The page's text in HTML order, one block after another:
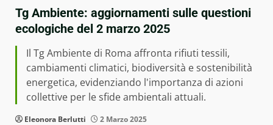
Tg Ambiente: aggiornamenti sulle questioni
ecologiche del 2 marzo 2025
Il Tg Ambiente di Roma affronta rifiuti tessili,
cambiamenti climatici, biodiversità e sostenibilità
energetica, evidenziando l'importanza di azioni
collettive per le sfide ambientali attuali.
Eleonora Berlutti 2 Marzo 2025